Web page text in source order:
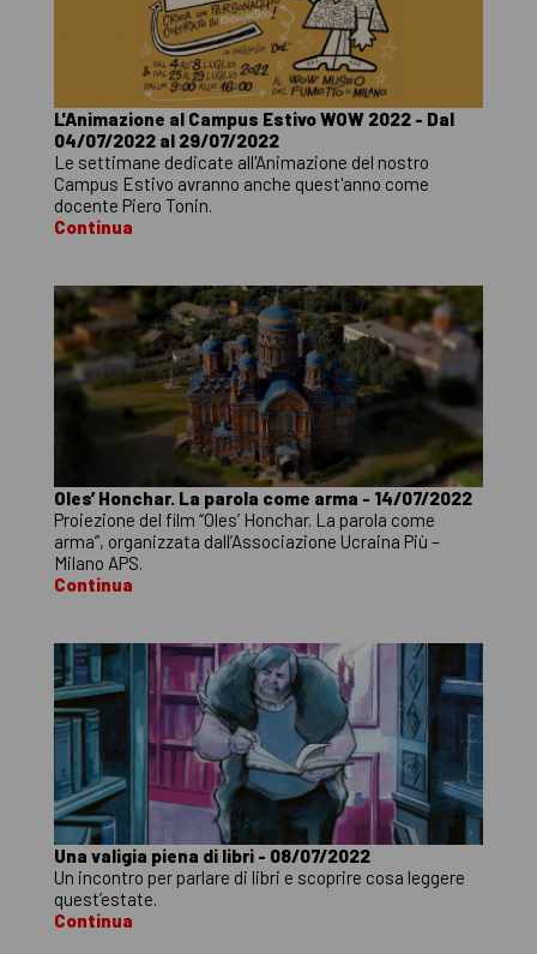
L'Animazione al Campus Estivo WOW 2022 - Dal
04/07/2022 al 29/07/2022
Le settimane dedicate all'Animazione del nostro
Campus Estivo avranno anche quest'anno come
docente Piero Tonin.
Continua
Oles’ Honchar. La parola come arma - 14/07/2022
Proiezione del film “Oles’ Honchar. La parola come
arma”, organizzata dall’Associazione Ucraina Più –
Milano APS.
Continua
Una valigia piena di libri - 08/07/2022
Un incontro per parlare di libri e scoprire cosa leggere
quest’estate.
Continua